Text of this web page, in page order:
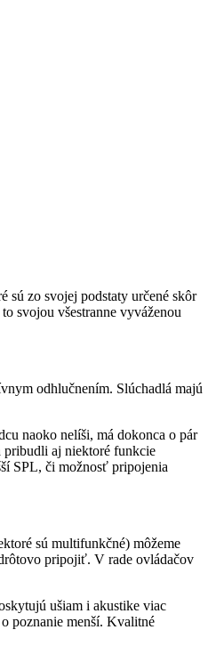
sú zo svojej podstaty určené skôr
svojou všestranne vyváženou
odhlučnením. Slúchadlá majú
naoko nelíši, má dokonca o pár
pribudli aj niektoré funkcie
SPL, či možnosť pripojenia
sú multifunkčné) môžeme
pripojiť. V rade ovládačov
ušiam i akustike viac
poznanie menší. Kvalitné